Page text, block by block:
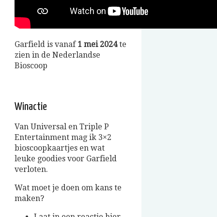
Garfield is vanaf 1 mei 2024te
zien in de Nederlandse
Bioscoop
Winactie
Van Universal en Triple P
Entertainment mag ik 3×2
bioscoopkaartjes en wat
leuke goodies voor Garfield
verloten.
Wat moet je doen om kans te
maken?